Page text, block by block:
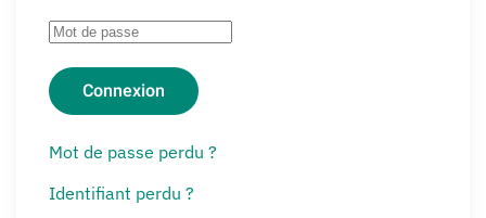
Connexion
Mot de passe perdu ?
Identifiant perdu ?